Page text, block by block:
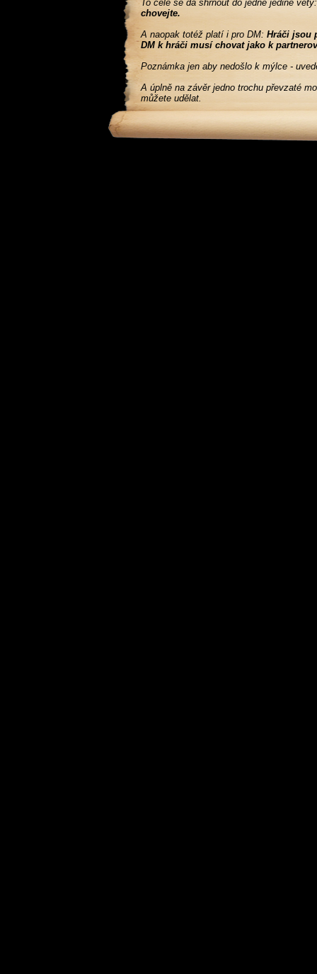
To celé se dá shrnout do jedné jediné
chovejte.
A naopak totéž platí i pro DM:Hráči jsou
DM k hráči musí chovat jako k
Poznámka jen aby nedošlo k mýlce -
A úplně na závěr jedno trochu převzaté
můžete udělat.